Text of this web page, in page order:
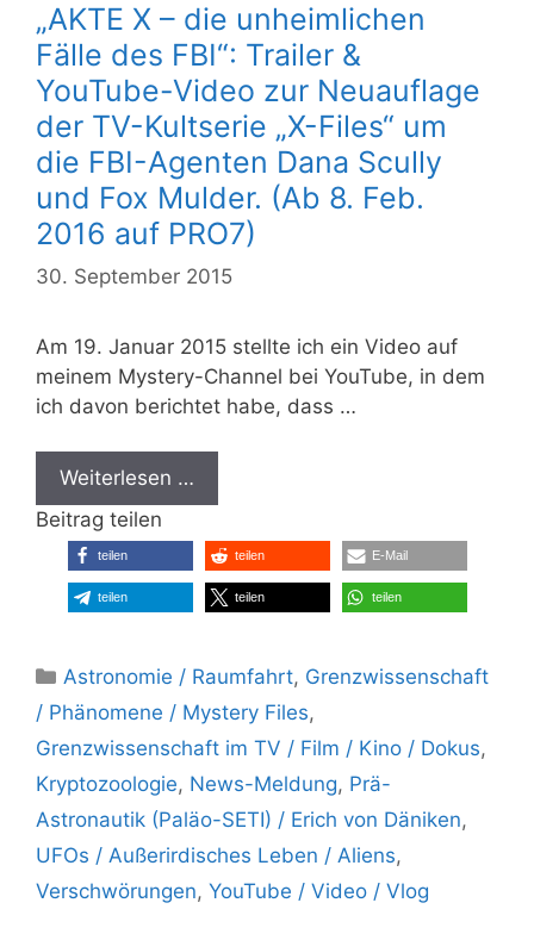
„AKTE X – die unheimlichen
Fälle des FBI“: Trailer &
YouTube-Video zur Neuauflage
der TV-Kultserie „X-Files“ um
die FBI-Agenten Dana Scully
und Fox Mulder. (Ab 8. Feb.
2016 auf PRO7)
30. September 2015
Am 19. Januar 2015 stellte ich ein Video auf
meinem Mystery-Channel bei YouTube, in dem
ich davon berichtet habe, dass …
Weiterlesen …
Beitrag teilen
teilen teilen E-Mail
teilen teilen teilen
Kategorien
Astronomie / Raumfahrt, Grenzwissenschaft
/ Phänomene / Mystery Files,
Grenzwissenschaft im TV / Film / Kino / Dokus,
Kryptozoologie, News-Meldung, Prä-
Astronautik (Paläo-SETI) / Erich von Däniken,
UFOs / Außerirdisches Leben / Aliens,
Verschwörungen, YouTube / Video / Vlog